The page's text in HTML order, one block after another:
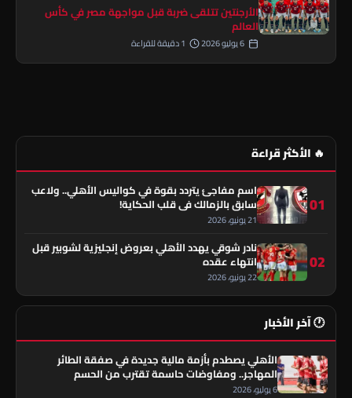
الأرجنتين تتلقى ضربة قبل مواجهة مصر في كأس
العالم
🔥 الأكثر قراءة
01
اسم مفاجئ يتردد بقوة في كواليس الأهلي.. ولاعب
سابق بالزمالك في قلب الحكاية!
21 يونيو، 2026
02
نادر شوقي يهدد الأهلي بعروض إنجليزية لشوبير قبل
انتهاء عقده
22 يونيو، 2026
🕐 آخر الأخبار
الأهلي يصطدم بأزمة مالية جديدة في صفقة الطائر
المهاجر.. ومفاوضات حاسمة تقترب من الحسم
6 يوليو، 2026